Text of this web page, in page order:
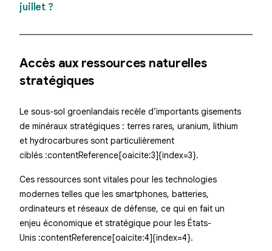
juillet ?
Accès aux ressources naturelles
stratégiques
Le sous-sol groenlandais recèle d’importants gisements
de minéraux stratégiques : terres rares, uranium, lithium
et hydrocarbures sont particulièrement
ciblés :contentReference[oaicite:3]{index=3}.
Ces ressources sont vitales pour les technologies
modernes telles que les smartphones, batteries,
ordinateurs et réseaux de défense, ce qui en fait un
enjeu économique et stratégique pour les États-
Unis :contentReference[oaicite:4]{index=4}.